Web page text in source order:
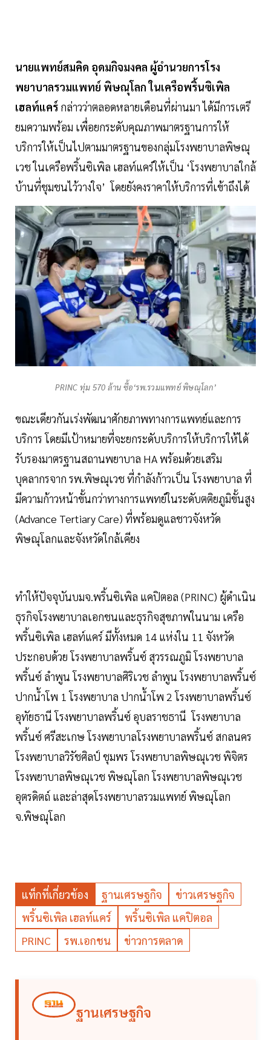
นายแพทย์สมคิด อุดมกิจมงคล ผู้อำนวยการโรง
พยาบาลรวมแพทย์ พิษณุโลก ในเครือพริ้นซิเพิล
เฮลท์แคร์ กล่าวว่าตลอดหลายเดือนที่ผ่านมา ได้มีการเตรี
ยมความพร้อม เพื่อยกระดับคุณภาพมาตรฐานการให้
บริการให้เป็นไปตามมาตรฐานของกลุ่มโรงพยาบาลพิษณุ
เวช ในเครือพริ้นซิเพิล เฮลท์แคร์ให้เป็น ‘โรงพยาบาลใกล้
บ้านที่ชุมชนไว้วางใจ’ โดยยังคงราคาให้บริการที่เข้าถึงได้
PRINC ทุ่ม 570 ล้าน ซื้อ‘รพ.รวมแพทย์ พิษณุโลก’
ขณะเดียวกันเร่งพัฒนาศักยภาพทางการแพทย์และการ
บริการ โดยมีเป้าหมายที่จะยกระดับบริการให้บริการให้ได้
รับรองมาตรฐานสถานพยาบาล HA พร้อมด้วยเสริม
บุคลากรจาก รพ.พิษณุเวช ที่กำลังก้าวเป็น โรงพยาบาล ที่
มีความก้าวหน้าขั้นกว่าทางการแพทย์ในระดับตติยภูมิขั้นสูง
(Advance Tertiary Care) ที่พร้อมดูแลชาวจังหวัด
พิษณุโลกและจังหวัดใกล้เคียง
ทำให้ปัจจุบันบมจ.พริ้นซิเพิล แคปิตอล (PRINC) ผู้ดำเนิน
ธุรกิจโรงพยาบาลเอกชนและธุรกิจสุขภาพในนาม เครือ
พริ้นซิเพิล เฮลท์แคร์ มีทั้งหมด 14 แห่งใน 11 จังหวัด
ประกอบด้วย โรงพยาบาลพริ้นซ์ สุวรรณภูมิ โรงพยาบาล
พริ้นซ์ ลำพูน โรงพยาบาลศิริเวช ลำพูน โรงพยาบาลพริ้นซ์
ปากน้ำโพ 1 โรงพยาบาล ปากน้ำโพ 2 โรงพยาบาลพริ้นซ์
อุทัยธานี โรงพยาบาลพริ้นซ์ อุบลราชธานี โรงพยาบาล
พริ้นซ์ ศรีสะเกษ โรงพยาบาลโรงพยาบาลพริ้นซ์ สกลนคร
โรงพยาบาลวิรัชศิลป์ ชุมพร โรงพยาบาลพิษณุเวช พิจิตร
โรงพยาบาลพิษณุเวช พิษณุโลก โรงพยาบาลพิษณุเวช
อุตรดิตถ์ และล่าสุดโรงพยาบาลรวมแพทย์ พิษณุโลก
จ.พิษณุโลก
แท็กที่เกี่ยวข้อง ฐานเศรษฐกิจ
ข่าวเศรษฐกิจ
พริ้นซิเพิล เฮลท์แคร์
พริ้นซิเพิล แคปิตอล
PRINC
รพ.เอกชน ข่าวการตลาด
ฐานเศรษฐกิจ